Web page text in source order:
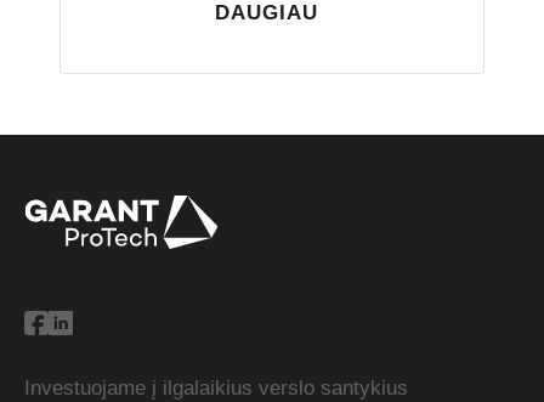
DAUGIAU
Investuojame į ilgalaikius verslo santykius